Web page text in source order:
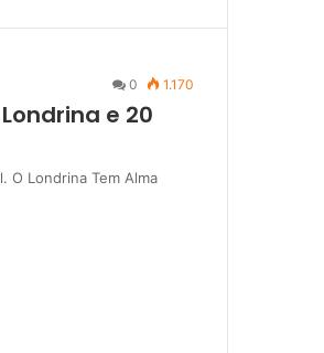
0 1.170
e 20
O Londrina Tem Alma